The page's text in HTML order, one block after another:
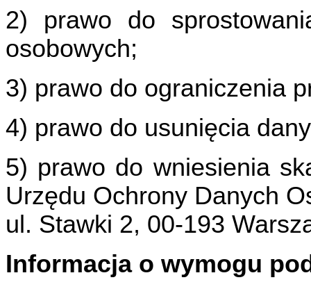
2) prawo do
osobowych;
3) prawo do ograniczenia
4) prawo do usunięcia
5) prawo do wniesienia
Urzędu Ochrony Danych
ul. Stawki 2, 00-193
Informacja o wymogu